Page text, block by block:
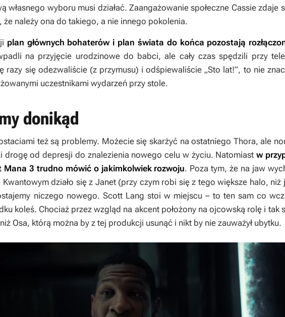
własnego wyboru musi działać. Zaangażowanie społeczne Cassie zdaje
że należy ona do takiego, a nie innego pokolenia.
plan głównych bohaterów i plan świata do końca pozostają
na przyjęcie urodzinowe do babci, ale cały czas spędzili przy
razy się odezwaliście (z przymusu) i odśpiewaliście „Sto lat!”, to nie
uczestnikami wydarzeń przy stole.
donikąd
też są problemy. Możecie się skarżyć na ostatniego Thora, ale
drogę od depresji do znalezienia nowego celu w życiu. Natomiastw
Mana 3 trudno mówić o jakimkolwiek rozwoju. Poza tym, że na jaw
działo się z Janet (przy czym robi się z tego większe halo, niż
niczego nowego. Scott Lang stoi w miejscu – to ten sam co
koleś. Chociaż przez wzgląd na akcent położony na ojcowską rolę i tak
Osa, którą można by z tej produkcji usunąć i nikt by nie zauważył ubytku.